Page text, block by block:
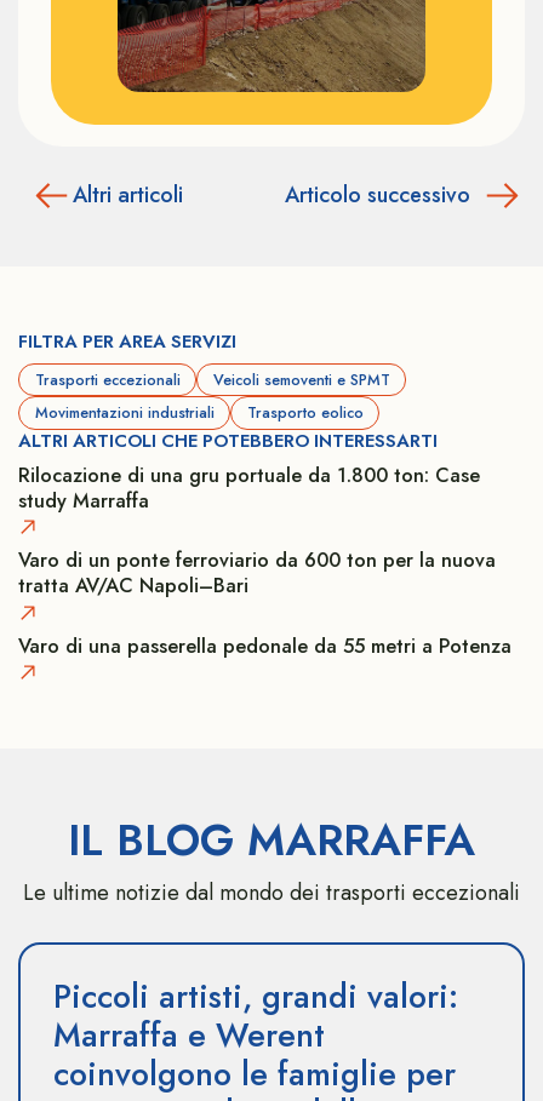
Altri articoli Articolo successivo
FILTRA PER AREA SERVIZI
Trasporti eccezionali
Veicoli semoventi e SPMT
Movimentazioni industriali
Trasporto eolico
ALTRI ARTICOLI CHE POTEBBERO INTERESSARTI
Rilocazione di una gru portuale da 1.800 ton: Case
study Marraffa
Varo di un ponte ferroviario da 600 ton per la nuova
tratta AV/AC Napoli–Bari
Varo di una passerella pedonale da 55 metri a Potenza
IL BLOG MARRAFFA
Le ultime notizie dal mondo dei trasporti eccezionali
Piccoli artisti, grandi valori:
Marraffa e Werent
coinvolgono le famiglie per